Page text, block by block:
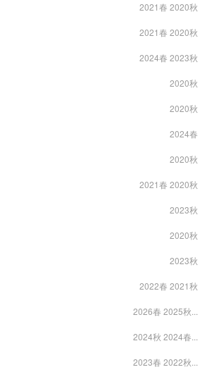
2021春 2020秋
2021春 2020秋
2024春 2023秋
2020秋
2020秋
2024春
2020秋
2021春 2020秋
2023秋
2020秋
2023秋
2022春 2021秋
2026春 2025秋...
2024秋 2024春...
2023春 2022秋...